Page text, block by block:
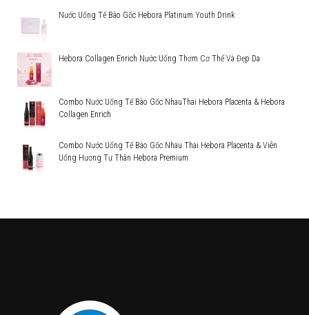
Nước Uống Tế Bào Gốc Hebora Platinum Youth Drink
Hebora Collagen Enrich Nước Uống Thơm Cơ Thể Và Đẹp Da
Combo Nước Uống Tế Bào Gốc NhauThai Hebora Placenta & Hebora
Collagen Enrich
Combo Nước Uống Tế Bào Gốc Nhau Thai Hebora Placenta & Viên
Uống Hương Tự Thân Hebora Premium